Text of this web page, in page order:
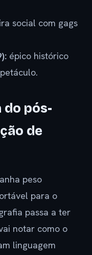
social com gags
épico histórico
do pós-
de
peso
para o
passa a ter
notar como o
linguagem